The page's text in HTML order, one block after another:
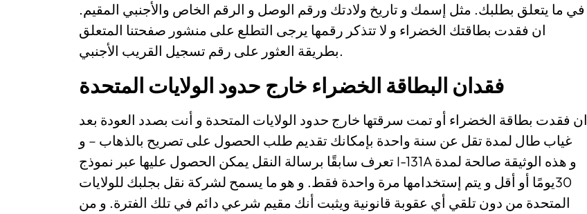
في ما يتعلق بطلبك. مثل إسمك و تاريخ ولادتك ورقم الوصل و الرقم الخاص والأجنبي المقيم.
ان فقدت بطاقتك الخضراء و لا تتذكر رقمها يرجى التطلع على منشور صفحتنا المتعلق
بطريقة العثور على رقم تسجيل القريب الأجنبي.
فقدان البطاقة الخضراء خارج حدود الولايات المتحدة
ان فقدت بطاقة الخضراء أو تمت سرقتها خارج حدود الولايات المتحدة و أنت بصدد العودة بعد
غياب طال لمدة تقل عن سنة واحدة بإمكانك تقديم طلب الحصول على تصريح بالذهاب – و
تعرف سابقًا برسالة النقل يمكن الحصول عليها عبر نموذج I-131A و هذه الوثيقة صالحة لمدة
30يومًا أو أقل و يتم إستخدامها مرة واحدة فقط. و هو ما يسمح لشركة نقل بجلبك للولايات
المتحدة من دون تلقي أي عقوبة قانونية ويثبت أنك مقيم شرعي دائم في تلك الفترة. و من